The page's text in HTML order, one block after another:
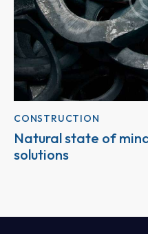
CONSTRUCTION
Natural state of
solutions